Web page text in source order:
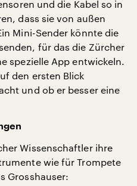
und die Kabel so in
dass sie von außen
Mini-Sender könnte die
für das die Zürcher
spezielle App entwickeln.
den ersten Blick
und ob er besser eine
Wissenschaftler ihre
wie für Trompete
Grosshauser: